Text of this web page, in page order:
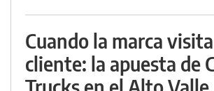
Cuando la marca
cliente: la apuesta de